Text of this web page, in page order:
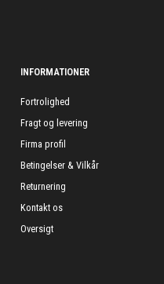
INFORMATIONER
Fortrolighed
Fragt og levering
Firma profil
Betingelser & Vilkår
Returnering
Kontakt os
Oversigt